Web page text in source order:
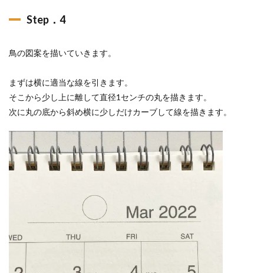
Step．4
鳥の図案を描いていきます。
まずは横に適当な線を引きます。
そこから少し上に離して直径1センチの丸を描きます。
次に丸の底から斜め横に少しだけカーブして線を描きます。